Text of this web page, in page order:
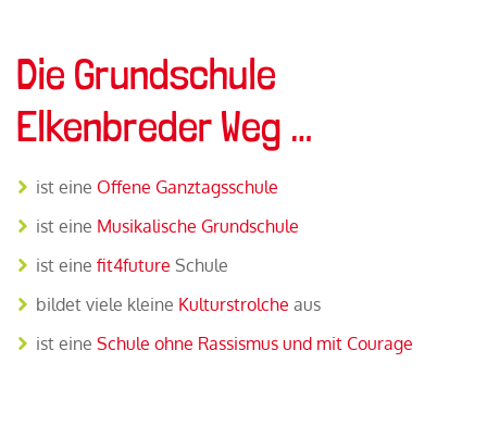
Die Grundschule
Elkenbreder Weg …
ist eine Offene Ganztagsschule
ist eine Musikalische Grundschule
ist eine fit4future Schule
bildet viele kleine Kulturstrolche aus
ist eine Schule ohne Rassismus und mit Courage